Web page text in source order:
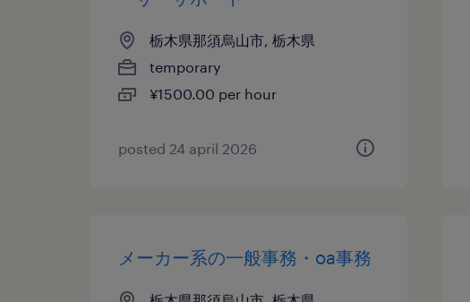
栃木県那須烏山市, 栃木県
temporary
¥1500.00 per hour
posted 24 april 2026
メーカー系の一般事務・oa事務